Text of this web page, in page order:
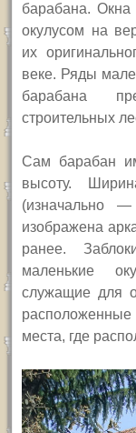
барабана.
окулусом на
их
веке. Ряды
барабана
строительных
Сам барабан
высоту.
(изначально
изображена
ранее.
маленькие
служащие для
места, где